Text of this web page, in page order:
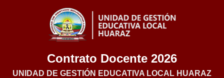
Contrato Docente 2026
UNIDAD DE GESTIÓN EDUCATIVA LOCAL HUARAZ